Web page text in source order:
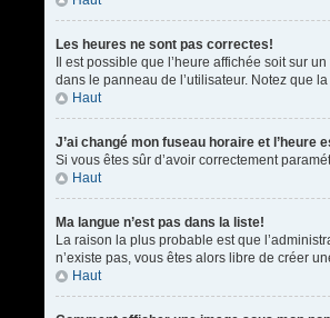
Les heures ne sont pas correctes!
Il est possible que l’heure affichée soit sur
dans le panneau de l’utilisateur. Notez que
Haut
J’ai changé mon fuseau horaire et l’heure
Si vous êtes sûr d’avoir correctement
Haut
Ma langue n’est pas dans la liste!
La raison la plus probable est que
n’existe pas, vous êtes alors libre de créer
Haut